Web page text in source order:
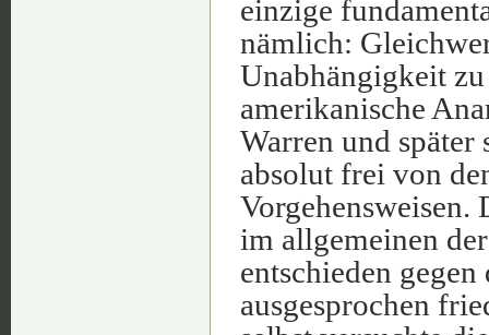
einzige
nämlich:
Unabhängigkeit
amerikanische
Warren und später
absolut frei von
im allgemeinen
entschieden
ausgesprochen